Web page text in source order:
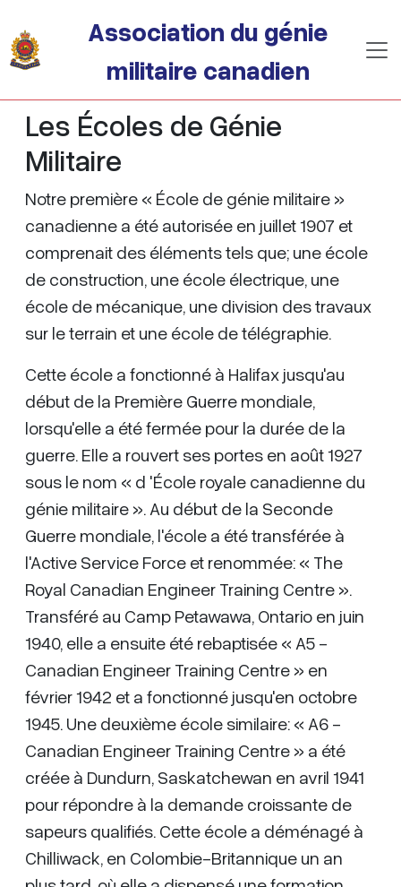
Association du génie
militaire canadien
Les Écoles de Génie
Militaire
Notre première « École de génie militaire »
canadienne a été autorisée en juillet 1907 et
comprenait des éléments tels que; une école
de construction, une école électrique, une
école de mécanique, une division des travaux
sur le terrain et une école de télégraphie.
Cette école a fonctionné à Halifax jusqu'au
début de la Première Guerre mondiale,
lorsqu'elle a été fermée pour la durée de la
guerre. Elle a rouvert ses portes en août 1927
sous le nom « d 'École royale canadienne du
génie militaire ». Au début de la Seconde
Guerre mondiale, l'école a été transférée à
l'Active Service Force et renommée: « The
Royal Canadian Engineer Training Centre ».
Transféré au Camp Petawawa, Ontario en juin
1940, elle a ensuite été rebaptisée « A5 -
Canadian Engineer Training Centre » en
février 1942 et a fonctionné jusqu'en octobre
1945. Une deuxième école similaire: « A6 -
Canadian Engineer Training Centre » a été
créée à Dundurn, Saskatchewan en avril 1941
pour répondre à la demande croissante de
sapeurs qualifiés. Cette école a déménagé à
Chilliwack, en Colombie-Britannique un an